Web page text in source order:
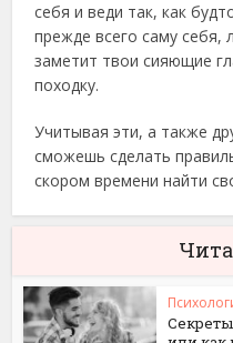
себя и веди так, как
прежде всего саму
заметит твои сияющие
походку.
Учитывая эти, а также
сможешь сделать
скором времени найти